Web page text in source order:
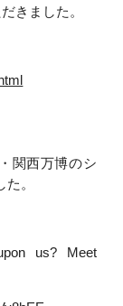
きました。
関西万博のシ
。
us? Meet